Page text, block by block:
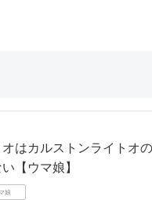
はカルストンライトオ
【ウマ娘】
娘